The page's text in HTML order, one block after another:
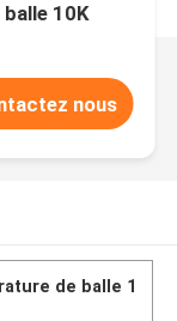
10K
nous
de balle 1